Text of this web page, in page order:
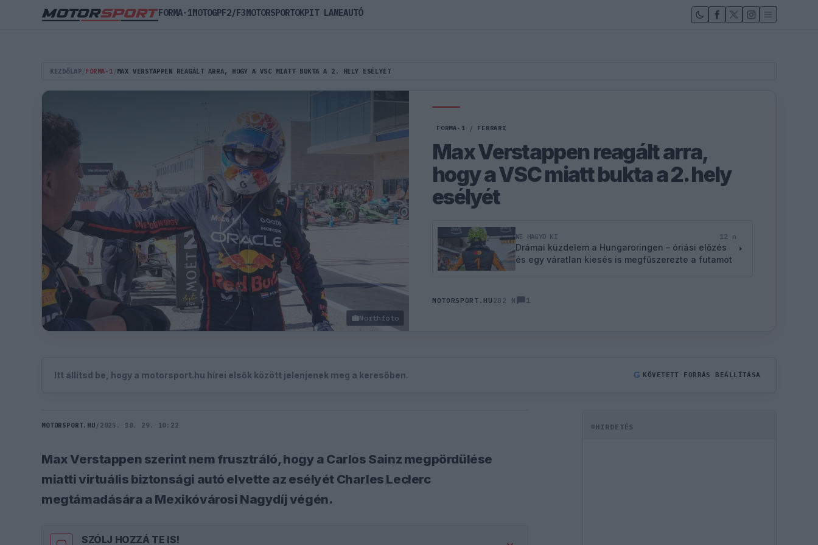
KEZDŐLAP FORMA-1 MAX VERSTAPPEN REAGÁLT ARRA, HOGY A VSC MIATT BUKTA A 2. HELY ESÉLYÉT
Northfoto
FORMA-1 / FERRARI
Max Verstappen reagált arra,
hogy a VSC miatt bukta a 2. hely
esélyét
NE HAGYD KI 12 n
Drámai küzdelem a Hungaroringen – óriási előzés
és egy váratlan kiesés is megfűszerezte a futamot
MOTORSPORT.HU 282 N 1
Itt állítsd be, hogy a motorsport.hu hírei elsők között jelenjenek meg a keresőben. G KÖVETETT FORRÁS BEÁLLÍTÁSA
MOTORSPORT.HU / 2025. 10. 29. 10:22
Max Verstappen szerint nem frusztráló, hogy a Carlos Sainz megpördülése
miatti virtuális biztonsági autó elvette az esélyét Charles Leclerc
megtámadására a Mexikóvárosi Nagydíj végén.
SZÓLJ HOZZÁ TE IS!
HIRDETÉS
FORMA-1MOTOGPF2/F3MOTORSPORTOKPIT LANEAUTÓ